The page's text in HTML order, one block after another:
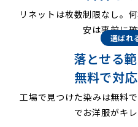
リネットは枚数制限なし。
安は事前に確
選ばれ
落とせる
無料で対
工場で見つけた染みは無料
でお洋服がキ